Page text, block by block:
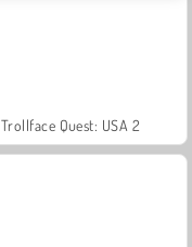
Trollface Quest: USA 2